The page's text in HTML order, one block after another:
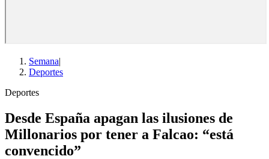
Semana|
Deportes
Deportes
Desde España apagan las ilusiones de
Millonarios por tener a Falcao: “está
convencido”